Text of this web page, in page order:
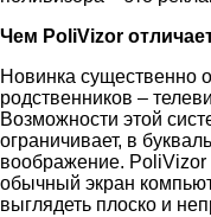
Чем PoliVizor
Новинка существенно
родственников –
Возможности этой
ограничивает, в
воображение. PoliVizor
обычный экран
выглядеть плоско и